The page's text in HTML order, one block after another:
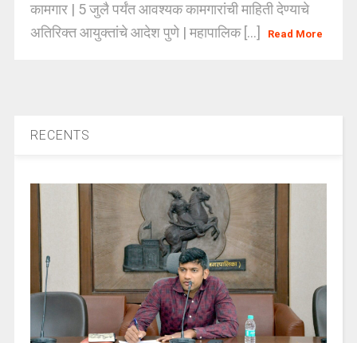
कामगार | 5 जुलै पर्यंत आवश्यक कामगारांची माहिती देण्याचे
अतिरिक्त आयुक्तांचे आदेश पुणे | महापालिक [...]
Read More
RECENTS